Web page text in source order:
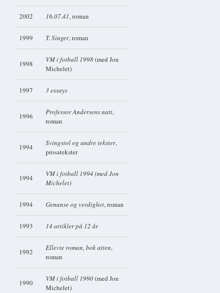
2002 16.07.41, roman
1999 T. Singer, roman
1998 VM i fotball 1998(med Jon
Michelet)
1997 3 essays
1996 Professor Andersens natt,
roman
1994 Svingstol og andre tekster,
prosatekster
1994
VM i fotball 1994 (med Jon
Michelet)
1994 Genanse og verdighet, roman
1993 14 artikler på 12 år
1992 Ellevte roman, bok atten,
roman
1990 VM i fotball 1990(med Jon
Michelet)